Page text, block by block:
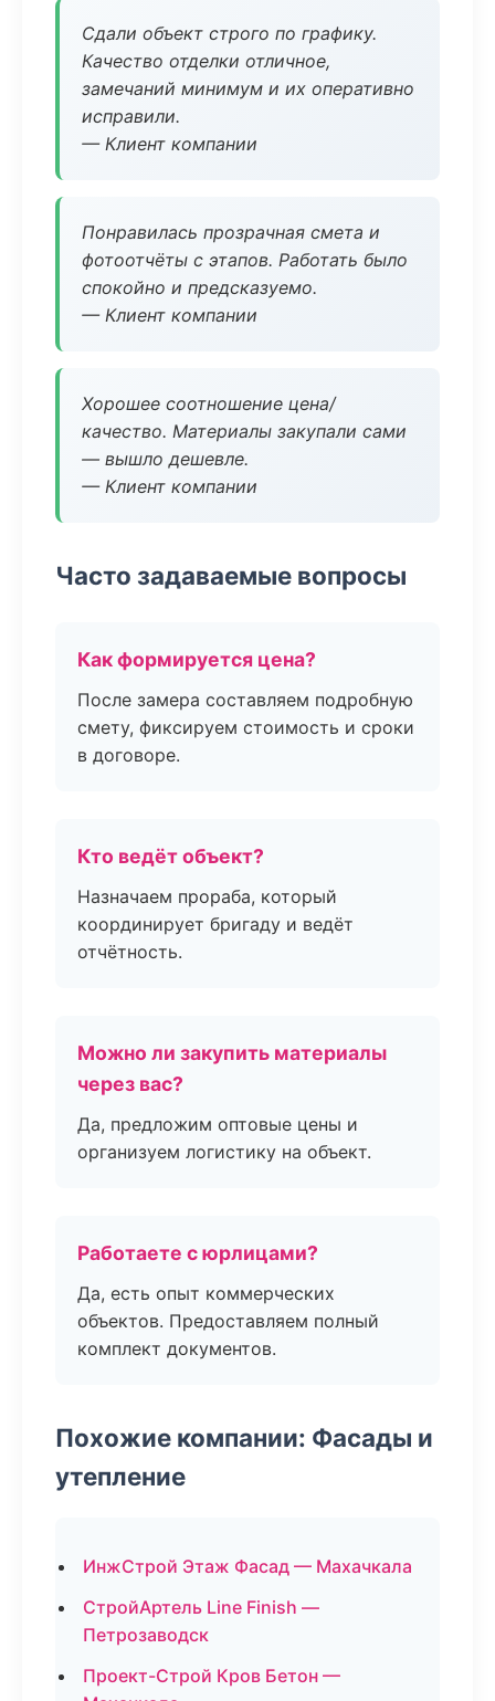
Сдали объект строго по графику.
Качество отделки отличное,
замечаний минимум и их оперативно
исправили.
— Клиент компании
Понравилась прозрачная смета и
фотоотчёты с этапов. Работать было
спокойно и предсказуемо.
— Клиент компании
Хорошее соотношение цена/
качество. Материалы закупали сами
— вышло дешевле.
— Клиент компании
Часто задаваемые вопросы
Как формируется цена?
После замера составляем подробную
смету, фиксируем стоимость и сроки
в договоре.
Кто ведёт объект?
Назначаем прораба, который
координирует бригаду и ведёт
отчётность.
Можно ли закупить материалы
через вас?
Да, предложим оптовые цены и
организуем логистику на объект.
Работаете с юрлицами?
Да, есть опыт коммерческих
объектов. Предоставляем полный
комплект документов.
Похожие компании: Фасады и
утепление
ИнжСтрой Этаж Фасад — Махачкала
СтройАртель Line Finish —
Петрозаводск
Проект-Строй Кров Бетон —